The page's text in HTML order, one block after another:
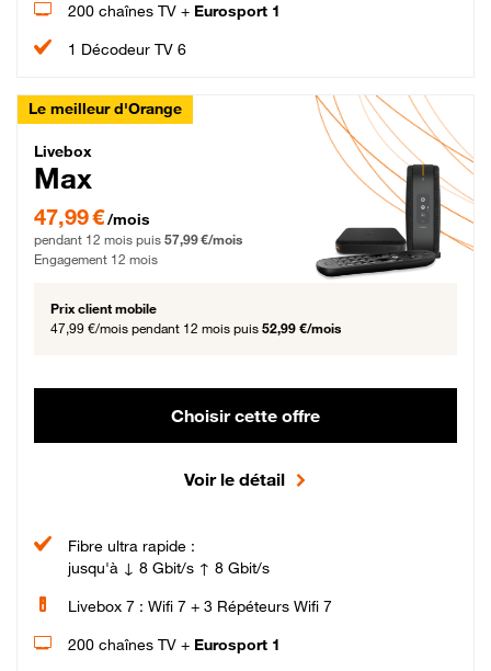
200 chaînes TV + Eurosport 1
1 Décodeur TV 6
Le meilleur d'Orange
Livebox Max Fibre
Livebox
Max
47,99 € par mois pendant 12 mois puis 57,99 € par mois, Engagement 12 mois
47,99 €/mois
pendant 12 mois puis 57,99 €/mois
Engagement 12 mois
Prix client mobile
47,99 €/mois pendant 12 mois puis 52,99 €/mois
Choisir cette offre
Voir le détail
Fibre ultra rapide :
jusqu'à ↓ 8 Gbit/s ↑ 8 Gbit/s
Livebox 7 : Wifi 7 + 3 Répéteurs Wifi 7
200 chaînes TV + Eurosport 1